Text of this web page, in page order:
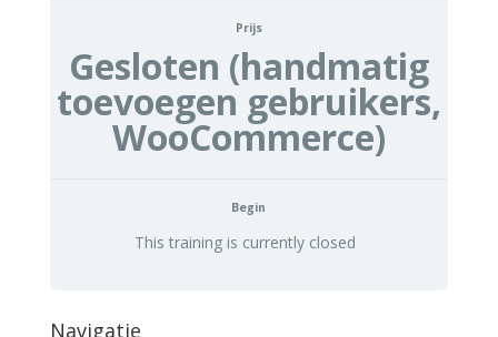
Prijs
Gesloten (handmatig
toevoegen gebruikers,
WooCommerce)
Begin
This training is currently closed
Navigatie